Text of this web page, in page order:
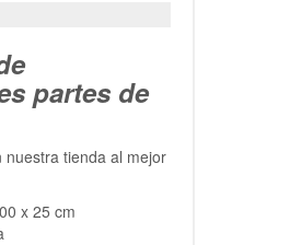
partes de
tienda al mejor
x 25 cm